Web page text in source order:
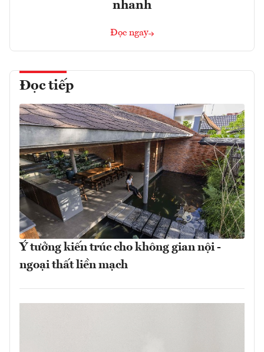
nhanh
Đọc ngay
Đọc tiếp
Ý tưởng kiến trúc cho không gian nội -
ngoại thất liền mạch